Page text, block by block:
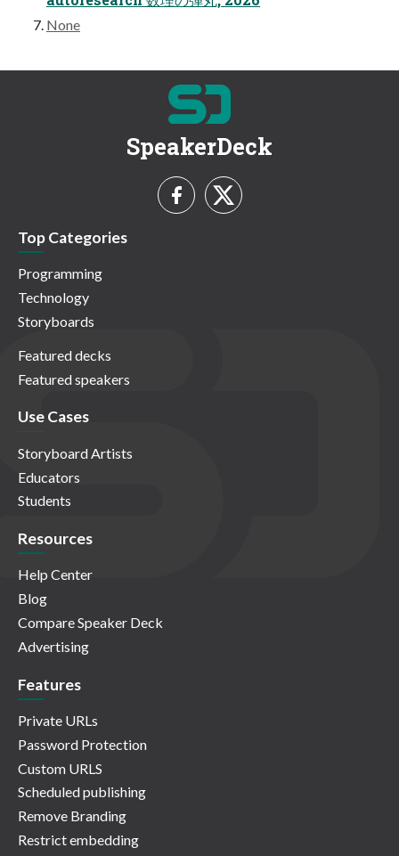
None
SpeakerDeck
Top Categories
Programming
Technology
Storyboards
Featured decks
Featured speakers
Use Cases
Storyboard Artists
Educators
Students
Resources
Help Center
Blog
Compare Speaker Deck
Advertising
Features
Private URLs
Password Protection
Custom URLS
Scheduled publishing
Remove Branding
Restrict embedding